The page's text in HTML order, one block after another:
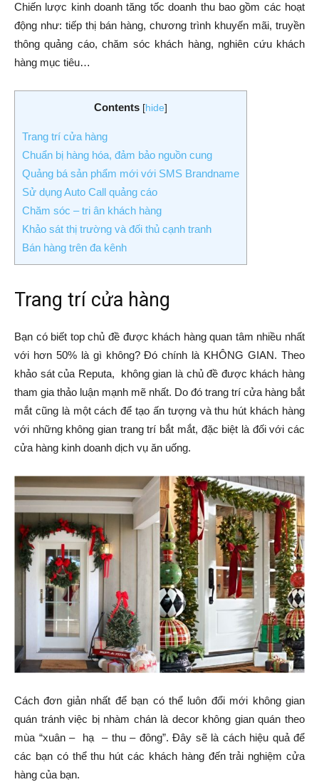
Chiến lược kinh doanh tăng tốc doanh thu bao gồm các hoạt
động như: tiếp thị bán hàng, chương trình khuyến mãi, truyền
thông quảng cáo, chăm sóc khách hàng, nghiên cứu khách
hàng mục tiêu…
Contents [hide]
Trang trí cửa hàng
Chuẩn bị hàng hóa, đảm bảo nguồn cung
Quảng bá sản phẩm mới với SMS Brandname
Sử dụng Auto Call quảng cáo
Chăm sóc – tri ân khách hàng
Khảo sát thị trường và đối thủ cạnh tranh
Bán hàng trên đa kênh
Trang trí cửa hàng
Bạn có biết top chủ đề được khách hàng quan tâm nhiều nhất
với hơn 50% là gì không? Đó chính là KHÔNG GIAN. Theo
khảo sát của Reputa, không gian là chủ đề được khách hàng
tham gia thảo luận mạnh mẽ nhất. Do đó trang trí cửa hàng bắt
mắt cũng là một cách để tạo ấn tượng và thu hút khách hàng
với những không gian trang trí bắt mắt, đặc biệt là đối với các
cửa hàng kinh doanh dịch vụ ăn uống.
Cách đơn giản nhất để bạn có thể luôn đổi mới không gian
quán tránh việc bị nhàm chán là decor không gian quán theo
mùa “xuân – hạ – thu – đông”. Đây sẽ là cách hiệu quả để
các bạn có thể thu hút các khách hàng đến trải nghiệm cửa
hàng của bạn.